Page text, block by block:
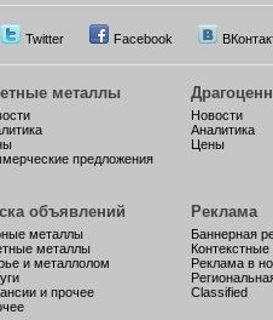
Twitter Facebook
металлы
предложения
Новости
Аналитика
Цены
объявлений
металлы
металлы
и металлолом
и прочее
Реклама
Баннерная
Реклама в
Classified